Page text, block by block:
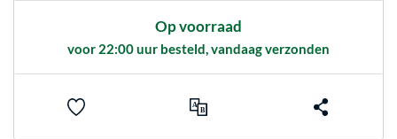
Op voorraad
voor 22:00 uur besteld, vandaag verzonden